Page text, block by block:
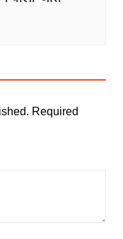
Required